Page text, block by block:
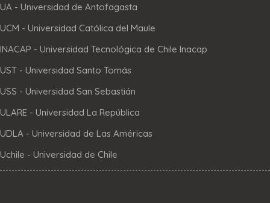
UA - Universidad de Antofagasta
UCM - Universidad Católica del Maule
INACAP - Universidad Tecnológica de Chile Inacap
UST - Universidad Santo Tomás
USS - Universidad San Sebastián
ULARE - Universidad La República
UDLA - Universidad de Las Américas
Uchile - Universidad de Chile